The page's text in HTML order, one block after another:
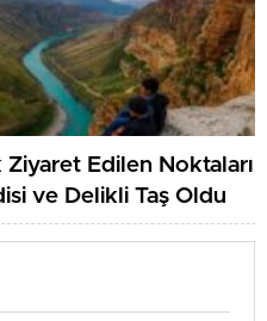
Ziyaret Edilen Noktaları
ve Delikli Taş Oldu